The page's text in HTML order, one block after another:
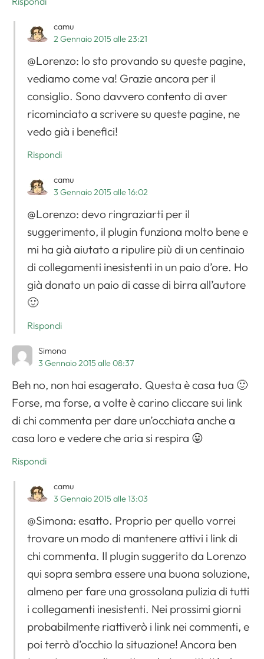
camu
2 Gennaio 2015 alle 23:21
@Lorenzo: lo sto provando su queste pagine,
vediamo come va! Grazie ancora per il
consiglio. Sono davvero contento di aver
ricominciato a scrivere su queste pagine, ne
vedo già i benefici!
Rispondi
camu
3 Gennaio 2015 alle 16:02
@Lorenzo: devo ringraziarti per il
suggerimento, il plugin funziona molto bene e
mi ha già aiutato a ripulire più di un centinaio
di collegamenti inesistenti in un paio d’ore. Ho
già donato un paio di casse di birra all’autore
🙂
Rispondi
Simona
3 Gennaio 2015 alle 08:37
Beh no, non hai esagerato. Questa è casa tua 🙂
Forse, ma forse, a volte è carino cliccare sui link
di chi commenta per dare un’occhiata anche a
casa loro e vedere che aria si respira 😛
Rispondi
camu
3 Gennaio 2015 alle 13:03
@Simona: esatto. Proprio per quello vorrei
trovare un modo di mantenere attivi i link di
chi commenta. Il plugin suggerito da Lorenzo
qui sopra sembra essere una buona soluzione,
almeno per fare una grossolana pulizia di tutti
i collegamenti inesistenti. Nei prossimi giorni
probabilmente riattiverò i link nei commenti, e
poi terrò d’occhio la situazione! Ancora ben